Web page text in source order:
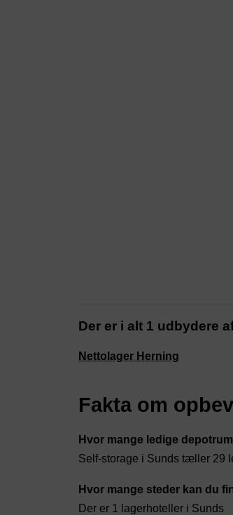
Der er i alt 1 udbydere
Nettolager Herning
Fakta om
Hvor mange ledige
Self-storage i Sunds tæller 29
Hvor mange steder kan du
Der er 1 lagerhoteller i Sunds